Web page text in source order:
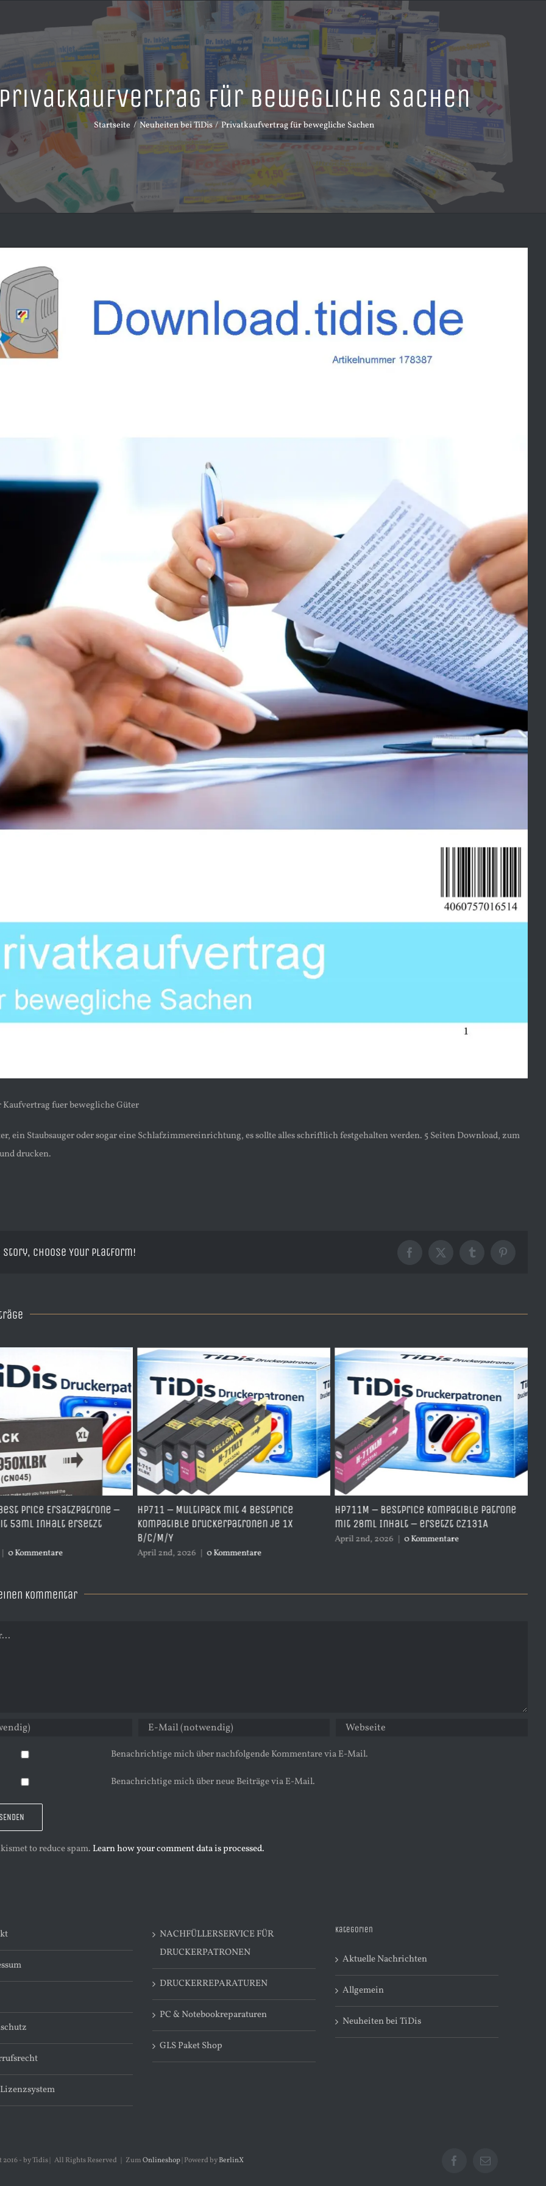
Privatkaufvertrag für bewegliche Sachen
Startseite Neuheiten bei TiDis Privatkaufvertrag für bewegliche Sachen
Kaufvertrag fuer bewegliche Güter
ein Staubsauger oder sogar eine Schlafzimmereinrichtung, es sollte alles schriftlich festgehalten werden. 5 Seiten Download, zum
drucken.
Story, Choose Your Platform! Facebook
X TumblrPinterest
–
ersetzt
HP711 – Multipack mit 4 BestPrice
kompatible Druckerpatronen je 1x
April 2nd, 2026 | 0 Kommentare
HP711M – BestPrice kompatible Patrone
mit 28ml Inhalt – ersetzt CZ131A
April 2nd, 2026 | 0 Kommentare
HP711Y –
Yellow mit
Kommentar
Benachrichtige mich über nachfolgende Kommentare via E-Mail.
Benachrichtige mich über neue Beiträge via E-Mail.
to reduce spam. Learn how your comment data is processed.
NACHFÜLLERSERVICE FÜR
DRUCKERPATRONEN
DRUCKERREPARATUREN
PC & Notebookreparaturen
GLS Paket Shop
Kategorien
Aktuelle Nachrichten
Allgemein
Neuheiten bei TiDis
2016 - by Tidis | All Rights Reserved | ZumOnlineshop | Powerd byBerlinX Facebook
E-